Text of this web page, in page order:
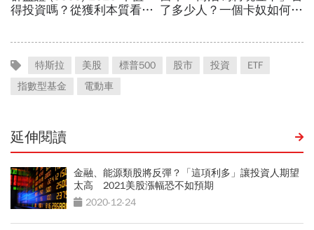
特斯拉 美股 標普500 股市 投資
ETF
指數型基金
電動車
延伸閱讀
金融、能源類股將反彈？「這項利多」讓投資人期望
太高 2021美股漲幅恐不如預期
2020-12-24